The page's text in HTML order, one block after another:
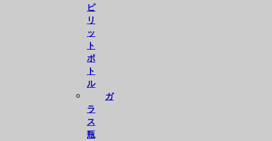
ピ
リ
ッ
ト
ボ
ト
ル
ガ
ラ
ス
瓶